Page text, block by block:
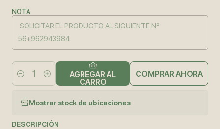
NOTA
Cantidad
AGREGAR AL
CARRO
COMPRAR AHORA
Mostrar stock de ubicaciones
DESCRIPCIÓN